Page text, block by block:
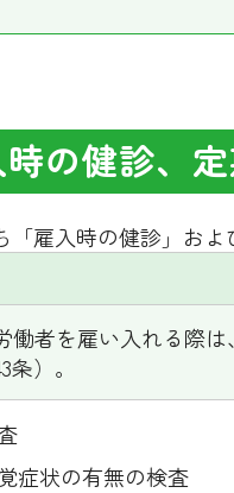
の健診、
雇入時の健診」お
働者を雇い入れる際
）。
症状の有無の検査